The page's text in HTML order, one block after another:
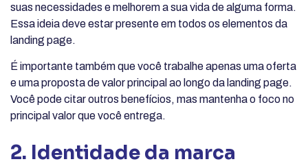
suas necessidades e melhorem a sua vida de alguma forma.
Essa ideia deve estar presente em todos os elementos da
landing page.
É importante também que você trabalhe apenas uma oferta
e uma proposta de valor principal ao longo da landing page.
Você pode citar outros benefícios, mas mantenha o foco no
principal valor que você entrega.
2. Identidade da marca